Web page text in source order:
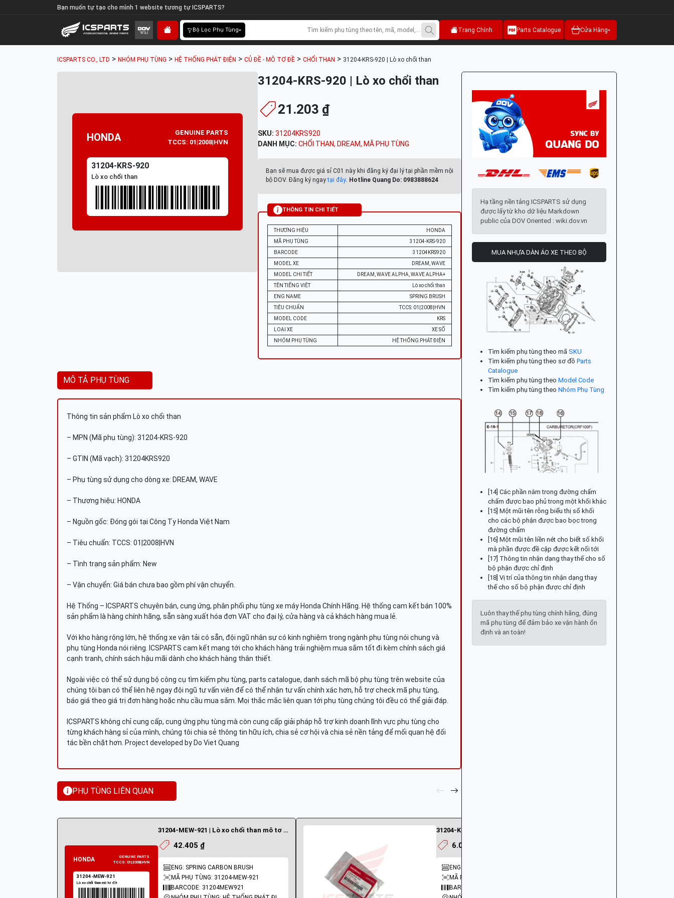
Bạn muốn tự tạo cho mình 1 website tương tự ICSPARTS?
Bộ Lọc Phụ Tùng Trang Chính Parts Catalogue Cửa Hàng
ICSPARTS CO., LTD > NHÓM PHỤ TÙNG > HỆ THỐNG PHÁT ĐIỆN > CỦ ĐỀ - MÔ TƠ ĐỀ > CHỔI THAN > 31204-KRS-920 | Lò xo chổi than
HONDA
GENUINE PARTS
TCCS: 01|2008|HVN
31204-KRS-920
Lò xo chổi than
31204-KRS-920 | Lò xo chổi than
21.203 ₫
SKU: 31204KRS920
DANH MỤC: CHỔI THAN, DREAM, MÃ PHỤ TÙNG
Bạn sẽ mua được giá sỉ C01 này khi đăng ký đại lý tại phần mềm nội
bộ DOV. Đăng ký ngaytại đây. Hotline Quang Do: 0983888624
THÔNG TIN CHI TIẾT
THƯƠNG HIỆU
HONDA
MÃ PHỤ TÙNG
31204-KRS-920
BARCODE
31204KRS920
MODEL XE
DREAM, WAVE
MODEL CHI TIẾT
DREAM, WAVE ALPHA, WAVE ALPHA+
TÊN TIẾNG VIỆT
Lò xo chổi than
ENG NAME
SPRING BRUSH
TIÊU CHUẨN
TCCS: 01|2008|HVN
MODEL CODE
KRS
LOẠI XE
XE SỐ
NHÓM PHỤ TÙNG
HỆ THỐNG PHÁT ĐIỆN
MÔ TẢ PHỤ TÙNG
Thông tin sản phẩm Lò xo chổi than
– MPN (Mã phụ tùng): 31204-KRS-920
– GTIN (Mã vạch): 31204KRS920
– Phụ tùng sử dụng cho dòng xe: DREAM, WAVE
– Thương hiệu: HONDA
– Nguồn gốc: Đóng gói tại Công Ty Honda Việt Nam
– Tiêu chuẩn: TCCS: 01|2008|HVN
– Tình trạng sản phẩm: New
– Vận chuyển: Giá bán chưa bao gồm phí vận chuyển.
Hệ Thống – ICSPARTS chuyên bán, cung ứng, phân phối phụ tùng xe máy Honda Chính Hãng. Hệ thống cam kết bán 100%
sản phẩm là hàng chính hãng, sẵn sàng xuất hóa đơn VAT cho đại lý, cửa hàng và cả khách hàng mua lẻ.
Với kho hàng rộng lớn, hệ thống xe vận tải có sẵn, đội ngũ nhân sự có kinh nghiệm trong ngành phụ tùng nói chung và
phụ tùng Honda nói riêng. ICSPARTS cam kết mang tới cho khách hàng trải nghiệm mua sắm tốt đi kèm chính sách giá
cạnh tranh, chính sách hậu mãi dành cho khách hàng thân thiết.
Ngoài việc có thể sử dụng bộ công cụ tìm kiếm phụ tùng, parts catalogue, danh sách mã bộ phụ tùng trên website của
chúng tôi bạn có thể liên hệ ngay đội ngũ tư vấn viên để có thể nhận tư vấn chính xác hơn, hỗ trợ check mã phụ tùng,
báo giá theo giá trị đơn hàng hoặc nhu cầu mua sắm. Mọi thắc mắc liên quan tới phụ tùng chúng tôi đều có thể giải đáp.
ICSPARTS không chỉ cung cấp, cung ứng phụ tùng mà còn cung cấp giải pháp hỗ trợ kinh doanh lĩnh vực phụ tùng cho
từng khách hàng sỉ của mình, chúng tôi chia sẻ thông tin hữu ích, chia sẻ cơ hội và chia sẻ nền tảng để mối quan hệ đối
tác bền chặt hơn. Project developed by Do Viet Quang
PHỤ TÙNG LIÊN QUAN
31204-MEW-921 | Lò xo chổi than mô tơ đề
42.405 ₫
ENG: SPRING CARBON BRUSH
MÃ PHỤ TÙNG: 31204-MEW-921
BARCODE: 31204MEW921
31204-KG8-004 | LÒ XO CHỔI THAN
6.002 ₫
ENG: SPRING BRUSH
MÃ PHỤ TÙNG: 31204-KG8-004
BARCODE: 31204KG8004
Hạ tầng nền tảng ICSPARTS sử dụng
được lấy từ kho dữ liệu Markdown
public của DOV Oriented : wiki.dov.vn
MUA NHỰA DÀN ÁO XE THEO BỘ
Tìm kiếm phụ tùng theo mã SKU
Tìm kiếm phụ tùng theo sơ đồ Parts
Catalogue
Tìm kiếm phụ tùng theo Model Code
Tìm kiếm phụ tùng theo Nhóm Phụ Tùng
[14] Các phần nằm trong đường chấm
chấm được bao phủ trong một khối khác
[15] Một mũi tên rỗng biểu thị số khối
cho các bộ phận được bao bọc trong
đường chấm
[16] Một mũi tên liền nét cho biết số khối
mà phần được đề cập được kết nối tới
[17] Thông tin nhận dạng thay thế cho số
bộ phận được chỉ định
[18] Vị trí của thông tin nhận dạng thay
thế cho số bộ phận được chỉ định
Luôn thay thế phụ tùng chính hãng, đúng
mã phụ tùng để đảm bảo xe vận hành ổn
định và an toàn!